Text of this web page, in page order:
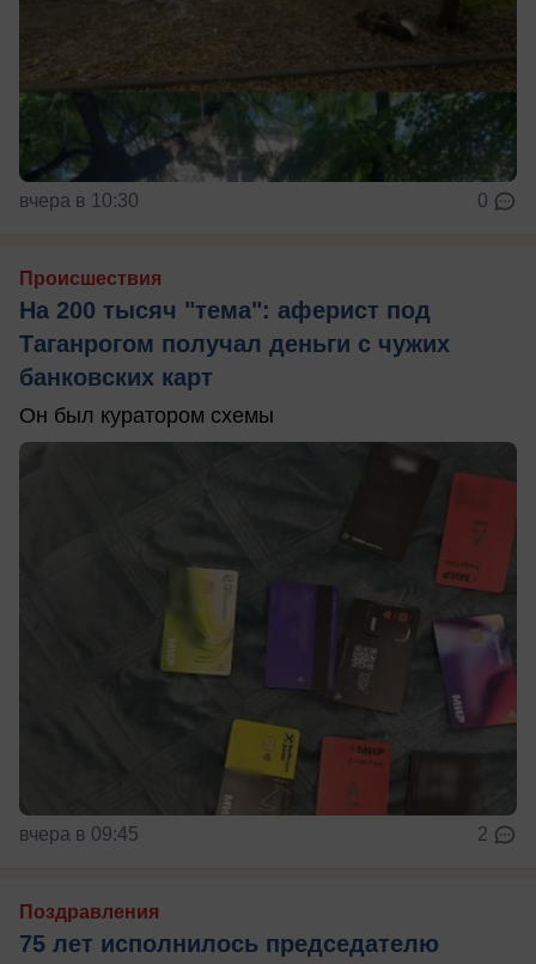
вчера в 10:30 0
Происшествия
На 200 тысяч "тема": аферист под
Таганрогом получал деньги с чужих
банковских карт
Он был куратором схемы
вчера в 09:45 2
Поздравления
75 лет исполнилось председателю